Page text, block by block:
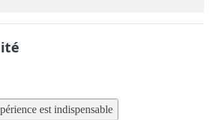
est indispensable